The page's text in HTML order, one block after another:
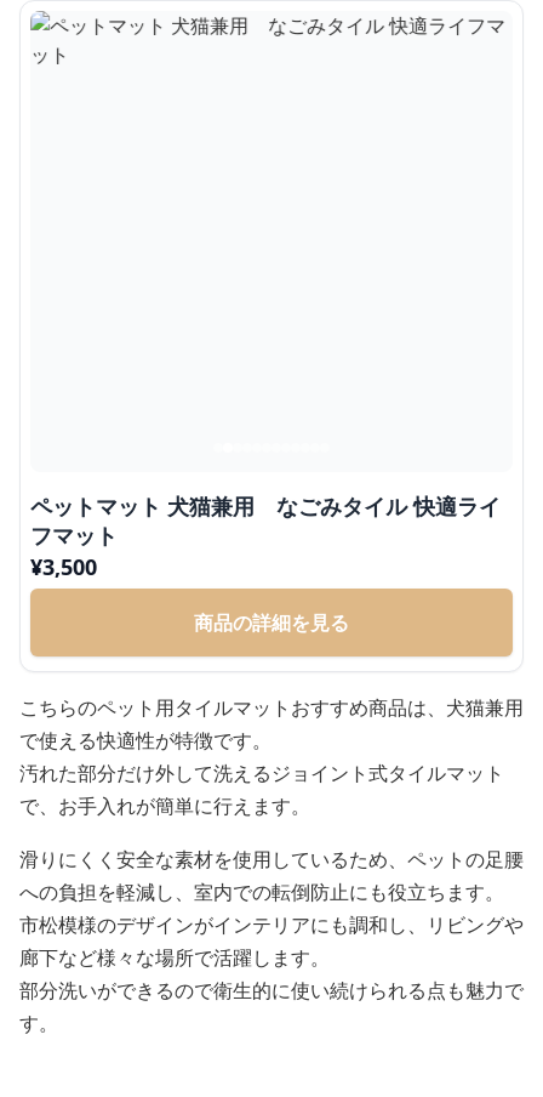
ペットマット 犬猫兼用 なごみタイル 快適ライ
フマット
¥3,500
商品の詳細を見る
こちらのペット用タイルマットおすすめ商品は、犬猫兼用
で使える快適性が特徴です。
汚れた部分だけ外して洗えるジョイント式タイルマット
で、お手入れが簡単に行えます。
滑りにくく安全な素材を使用しているため、ペットの足腰
への負担を軽減し、室内での転倒防止にも役立ちます。
市松模様のデザインがインテリアにも調和し、リビングや
廊下など様々な場所で活躍します。
部分洗いができるので衛生的に使い続けられる点も魅力で
す。